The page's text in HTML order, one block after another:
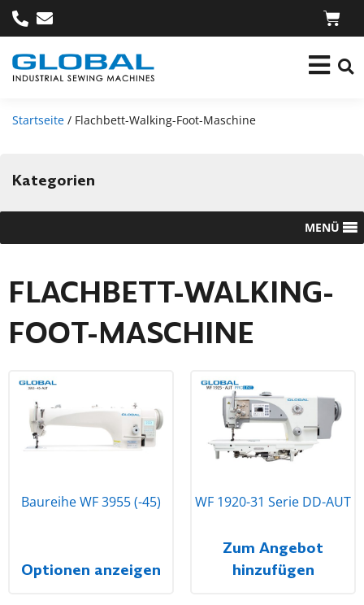
Startseite / Flachbett-Walking-Foot-Maschine
Kategorien
MENÜ
FLACHBETT-WALKING-
FOOT-MASCHINE
Baureihe WF 3955 (-45)
Optionen anzeigen
WF 1920-31 Serie DD-AUT
Zum Angebot
hinzufügen